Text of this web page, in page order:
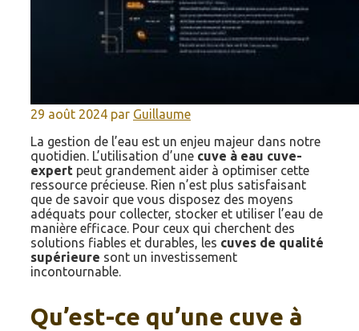
29 août 2024 par Guillaume
La gestion de l’eau est un enjeu majeur dans notre
quotidien. L’utilisation d’une cuve à eau cuve-
expert peut grandement aider à optimiser cette
ressource précieuse. Rien n’est plus satisfaisant
que de savoir que vous disposez des moyens
adéquats pour collecter, stocker et utiliser l’eau de
manière efficace. Pour ceux qui cherchent des
solutions fiables et durables, les cuves de qualité
supérieure sont un investissement
incontournable.
Qu’est-ce qu’une cuve à